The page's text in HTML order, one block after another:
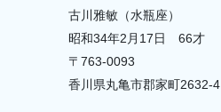
古川雅敏（水瓶座）
昭和34年2月17日 66才
〒763-0093
香川県丸亀市郡家町2632-4